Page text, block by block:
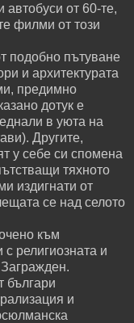
от 60-те,
филми от този
подобно пътуване
и архитектурата
предимно
дотук е
в уюта на
Другите,
у себе си спомена
тяхното
издигнати от
се над селото
към
религиозната и
българи
и